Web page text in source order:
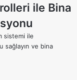
ile Bina
sistemi ile
sağlayın ve bina